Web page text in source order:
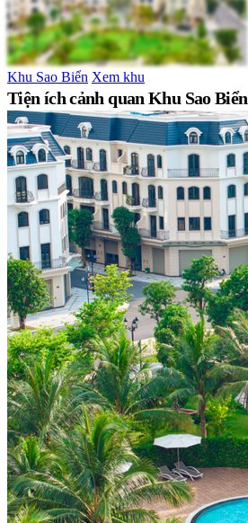
Khu Sao Biển Xem khu
Tiện ích cảnh quan Khu Sao Biển